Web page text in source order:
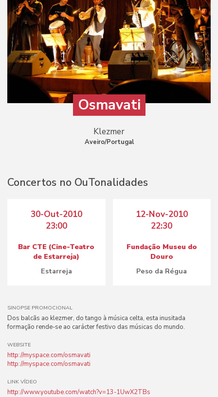
Osmavati
Klezmer
Aveiro/Portugal
Concertos no OuTonalidades
30-Out-2010
23:00
Bar CTE (Cine-Teatro
de Estarreja)
Estarreja
12-Nov-2010
22:30
Fundação Museu do
Douro
Peso da Régua
SINOPSE PROMOCIONAL
Dos balcãs ao klezmer, do tango à música celta, esta inusitada
formação rende-se ao carácter festivo das músicas do mundo.
WEBSITE
http://myspace.com/osmavati
http://myspace.com/osmavati
LINK VÍDEO
http://www.youtube.com/watch?v=13-1UwX2TBs